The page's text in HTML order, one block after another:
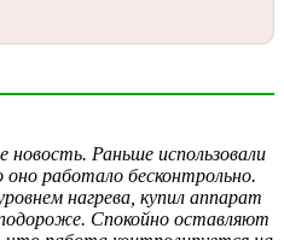
Раньше использовали
работало бесконтрольно.
нагрева, купил аппарат
Спокойно оставляют